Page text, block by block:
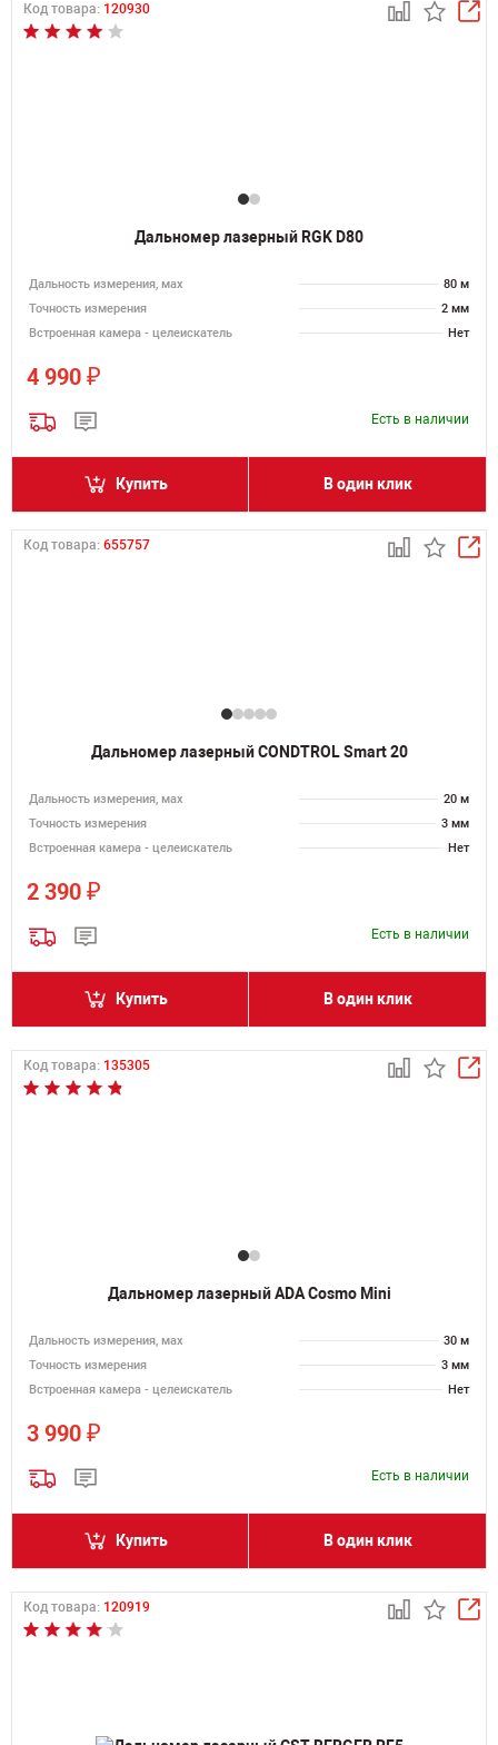
Код товара: 120930
Дальномер лазерный RGK D80
Дальность измерения, мах
80 м
Точность измерения
2 мм
Встроенная камера - целеискатель
Нет
4 990 ₽
Есть в наличии
Купить В один клик
Код товара: 655757
Дальномер лазерный CONDTROL Smart 20
Дальность измерения, мах
20 м
Точность измерения
3 мм
Встроенная камера - целеискатель
Нет
2 390 ₽
Есть в наличии
Купить В один клик
Код товара: 135305
Дальномер лазерный ADA Cosmo Mini
Дальность измерения, мах
30 м
Точность измерения
3 мм
Встроенная камера - целеискатель
Нет
3 990 ₽
Есть в наличии
Купить В один клик
Код товара: 120919